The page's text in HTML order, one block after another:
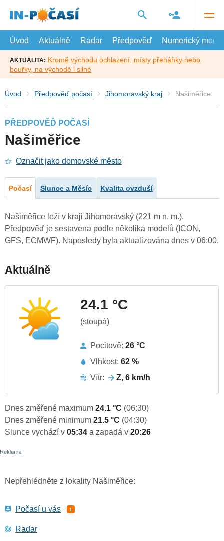
hlavní
Úvod
Aktuálně Radar Předpověď Numerický model
AKTUALITA: Kromě východu ochlazení, místy přeháňky nebo
bouřky, na východě i silné
Úvod Předpověď počasí Jihomoravský kraj Našiměřice
PŘEDPOVĚĎ POČASÍ
Našiměřice
Označit jako domovské město
Počasí Slunce a Měsíc Kvalita ovzduší
Našiměřice leží v kraji Jihomoravský (221 m n. m.).
Předpověď je sestavena podle několika modelů (ICON,
GFS, ECMWF). Naposledy byla aktualizována dnes v 06:00.
Aktuálně
24.1 °C
(stoupá)
Pocitově: 26 °C
Vlhkost: 62 %
Vítr:
Z, 6 km/h
Dnes změřené maximum 24.1 °C (06:30)
Dnes změřené minimum 21.5 °C (04:30)
Slunce vychází v 05:34 a zapadá v 20:26
Nepřehlédněte z lokality Našiměřice:
Počasí u vás 1
Radar